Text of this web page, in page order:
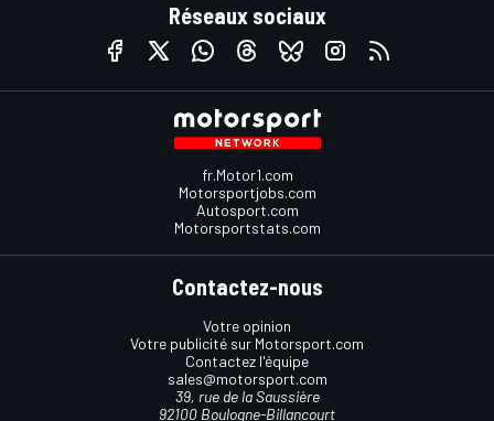
Réseaux sociaux
fr.Motor1.com
Motorsportjobs.com
Autosport.com
Motorsportstats.com
Contactez-nous
Votre opinion
Votre publicité sur Motorsport.com
Contactez l'équipe
sales@motorsport.com
39, rue de la Saussière
92100 Boulogne-Billancourt